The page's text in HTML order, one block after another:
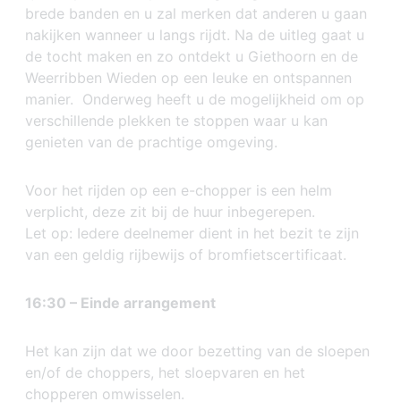
brede banden en u zal merken dat anderen u gaan
nakijken wanneer u langs rijdt. Na de uitleg gaat u
de tocht maken en zo ontdekt u Giethoorn en de
Weerribben Wieden op een leuke en ontspannen
manier. Onderweg heeft u de mogelijkheid om op
verschillende plekken te stoppen waar u kan
genieten van de prachtige omgeving.
Voor het rijden op een e-chopper is een helm
verplicht, deze zit bij de huur inbegerepen.
Let op: Iedere deelnemer dient in het bezit te zijn
van een geldig rijbewijs of bromfietscertificaat.
16:30 – Einde arrangement
Het kan zijn dat we door bezetting van de sloepen
en/of de choppers, het sloepvaren en het
chopperen omwisselen.